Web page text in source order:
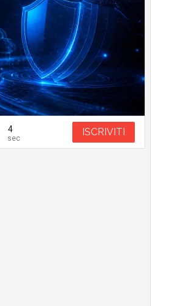
3 ISCRIVITI